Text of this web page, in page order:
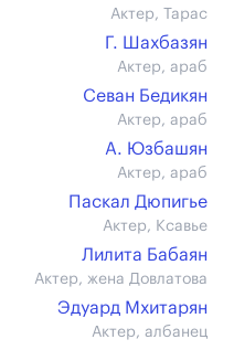
Актер, Тарас
Г. Шахбазян
Актер, араб
Севан Бедикян
Актер, араб
А. Юзбашян
Актер, араб
Паскал Дюпигье
Актер, Ксавье
Лилита Бабаян
Актер, жена Довлатова
Эдуард Мхитарян
Актер, албанец